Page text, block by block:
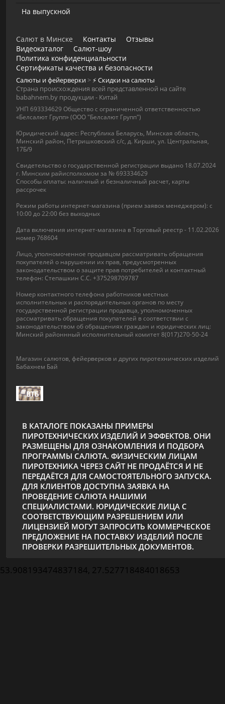
На выпускной
Салют в Минске Контакты
Отзывы
Видеокаталог
Салют-шоу
Политика конфиденциальности
Сертификаты качества и безопасности
Салюты и фейерверки> ⚡️ Скидки на салюты
Страна происхождения всей представленной на сайте
babahnem.by продукции - Китай
УНП 693334629 Общество с ограниченной ответственностью
«Белсалют Групп» (ООО "Белсалют Групп")
Юридический адрес: Республика Беларусь, Минская область,
Минский район, Петришковский с/с, д. Кирши, ул. Центральная,
17Б/9
Свидетельство о государственной регистрации выдано 18.07.2024
г. Минским райисполкомом за № 693334629
Способы оплаты: наличный и безналичный расчет, карты
рассрочек
Режим работы интернет-магазина (прием заявок менеджером): с
10:00 до 22:00 без выходных
Дата включения интернет-магазина в Торговый реестр - 11.02.2026
номер 768604
Лицо, уполномоченное продавцом рассматривать обращения
покупателей о нарушении их прав, предусмотренных
законодательством о защите прав потребителей и контактный
телефон: Степашкин С.С. +375298709787
Номер контактного телефона работников местных
исполнительных и распорядительных органов по месту
государственной регистрации продавца, уполномоченных
рассматривать обращения покупателей в соответствии с
законодательством об обращениях граждан и юридических лиц:
Минский районнный исполнительный комитет 8(017)270-50-24
Магазин салютов, фейерверков и других пиротехнических изделий
Бабахнем Бай
В КАТАЛОГЕ ПОКАЗАНЫ ПРИМЕРЫ
ПИРОТЕХНИЧЕСКИХ ИЗДЕЛИЙ И ЭФФЕКТОВ. ОНИ
РАЗМЕЩЕНЫ ДЛЯ ОЗНАКОМЛЕНИЯ И ПОДБОРА
ПРОГРАММЫ САЛЮТА. ФИЗИЧЕСКИМ ЛИЦАМ
ПИРОТЕХНИКА ЧЕРЕЗ САЙТ НЕ ПРОДАЁТСЯ И НЕ
ПЕРЕДАЁТСЯ ДЛЯ САМОСТОЯТЕЛЬНОГО ЗАПУСКА.
ДЛЯ КЛИЕНТОВ ДОСТУПНА ЗАЯВКА НА
ПРОВЕДЕНИЕ САЛЮТА НАШИМИ
СПЕЦИАЛИСТАМИ. ЮРИДИЧЕСКИЕ ЛИЦА С
СООТВЕТСТВУЮЩИМ РАЗРЕШЕНИЕМ ИЛИ
ЛИЦЕНЗИЕЙ МОГУТ ЗАПРОСИТЬ КОММЕРЧЕСКОЕ
ПРЕДЛОЖЕНИЕ НА ПОСТАВКУ ИЗДЕЛИЙ ПОСЛЕ
ПРОВЕРКИ РАЗРЕШИТЕЛЬНЫХ ДОКУМЕНТОВ.
53.908193474837184, 27.527718484018653